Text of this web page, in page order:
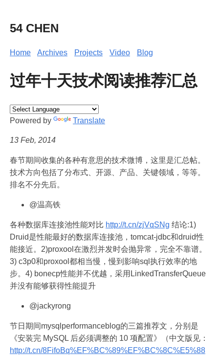
54 CHEN
Home Archives Projects Video Blog
过年十天技术阅读推荐汇总
Powered by Translate
13 Feb, 2014
春节期间收集的各种有意思的技术微博，这里是汇总帖。
技术方向包括了分布式、开源、产品、关键领域，等等。
排名不分先后。
@温高铁
各种数据库连接池性能对比 http://t.cn/zjVqSNg 结论:1)
Druid是性能最好的数据库连接池，tomcat-jdbc和druid性
能接近。2)proxool在激烈并发时会抛异常，完全不靠谱。
3) c3p0和proxool都相当慢，慢到影响sql执行效率的地
步。4) bonecp性能并不优越，采用LinkedTransferQueue
并没有能够获得性能提升
@jackyrong
节日期间mysqlperformanceblog的三篇推荐文，分别是
《安装完 MySQL 后必须调整的 10 项配置》（中文版见：
http://t.cn/8FifoBq%EF%BC%89%EF%BC%8C%E5%88